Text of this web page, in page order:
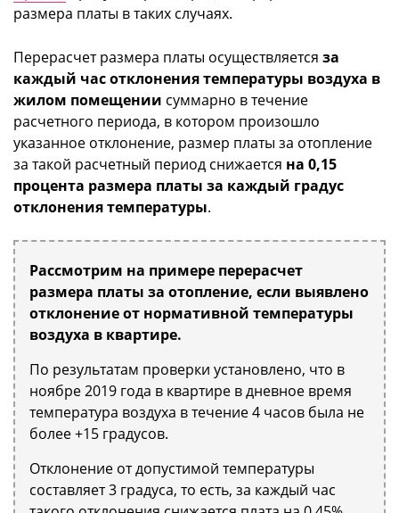
размера платы в таких случаях.
Перерасчет размера платы осуществляется за
каждый час отклонения температуры воздуха в
жилом помещении суммарно в течение
расчетного периода, в котором произошло
указанное отклонение, размер платы за отопление
за такой расчетный период снижается на 0,15
процента размера платы за каждый градус
отклонения температуры.
Рассмотрим на примере перерасчет
размера платы за отопление, если выявлено
отклонение от нормативной температуры
воздуха в квартире.
По результатам проверки установлено, что в
ноябре 2019 года в квартире в дневное время
температура воздуха в течение 4 часов была не
более +15 градусов.
Отклонение от допустимой температуры
составляет 3 градуса, то есть, за каждый час